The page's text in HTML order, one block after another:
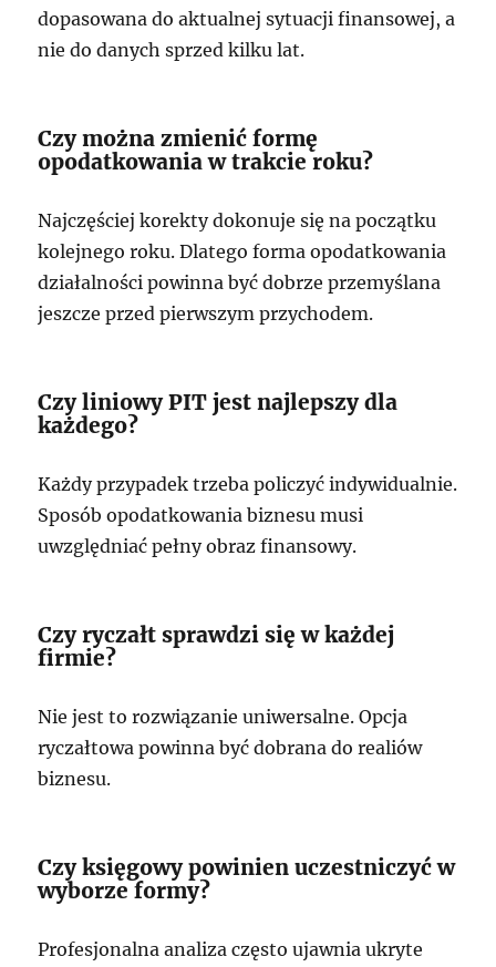
dopasowana do aktualnej sytuacji finansowej, a
nie do danych sprzed kilku lat.
Czy można zmienić formę
opodatkowania w trakcie roku?
Najczęściej korekty dokonuje się na początku
kolejnego roku. Dlatego forma opodatkowania
działalności powinna być dobrze przemyślana
jeszcze przed pierwszym przychodem.
Czy liniowy PIT jest najlepszy dla
każdego?
Każdy przypadek trzeba policzyć indywidualnie.
Sposób opodatkowania biznesu musi
uwzględniać pełny obraz finansowy.
Czy ryczałt sprawdzi się w każdej
firmie?
Nie jest to rozwiązanie uniwersalne. Opcja
ryczałtowa powinna być dobrana do realiów
biznesu.
Czy księgowy powinien uczestniczyć w
wyborze formy?
Profesjonalna analiza często ujawnia ukryte